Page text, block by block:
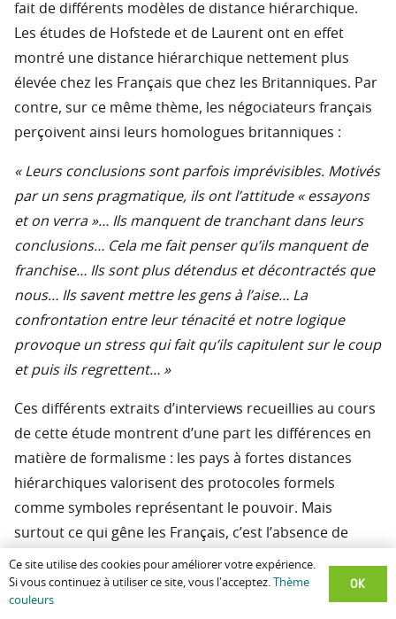
fait de différents modèles de distance hiérarchique.
Les études de Hofstede et de Laurent ont en effet
montré une distance hiérarchique nettement plus
élevée chez les Français que chez les Britanniques. Par
contre, sur ce même thème, les négociateurs français
perçoivent ainsi leurs homologues britanniques :
« Leurs conclusions sont parfois imprévisibles. Motivés
par un sens pragmatique, ils ont l’attitude « essayons
et on verra »… Ils manquent de tranchant dans leurs
conclusions… Cela me fait penser qu’ils manquent de
franchise… Ils sont plus détendus et décontractés que
nous… Ils savent mettre les gens à l’aise… La
confrontation entre leur ténacité et notre logique
provoque un stress qui fait qu’ils capitulent sur le coup
et puis ils regrettent… »
Ces différents extraits d’interviews recueillies au cours
de cette étude montrent d’une part les différences en
matière de formalisme : les pays à fortes distances
hiérarchiques valorisent des protocoles formels
comme symboles représentant le pouvoir. Mais
surtout ce qui gêne les Français, c’est l’absence de
logique ordonnée, c’est à dire de présentation
hiérarchisée des arguments, l’absence de décisions
nettes. Ceci ne manque pas d’alimenter les
Ce site utilise des cookies pour améliorer votre expérience.
Si vous continuez à utiliser ce site, vous l'acceptez.
Thème
couleurs
OK